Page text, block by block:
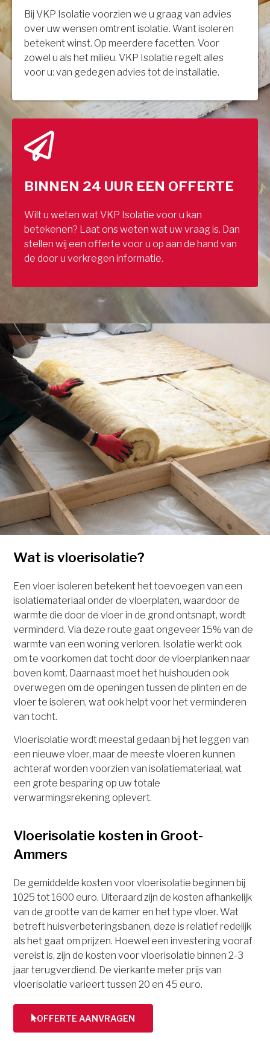
Bij VKP Isolatie voorzien we u graag van advies
over uw wensen omtrent isolatie. Want isoleren
betekent winst. Op meerdere facetten. Voor
zowel u als het milieu. VKP Isolatie regelt alles
voor u: van gedegen advies tot de installatie.
BINNEN 24 UUR EEN OFFERTE
Wilt u weten wat VKP Isolatie voor u kan
betekenen? Laat ons weten wat uw vraag is. Dan
stellen wij een offerte voor u op aan de hand van
de door u verkregen informatie.
Wat is vloerisolatie?
Een vloer isoleren betekent het toevoegen van een
isolatiemateriaal onder de vloerplaten, waardoor de
warmte die door de vloer in de grond ontsnapt, wordt
verminderd. Via deze route gaat ongeveer 15% van de
warmte van een woning verloren. Isolatie werkt ook
om te voorkomen dat tocht door de vloerplanken naar
boven komt. Daarnaast moet het huishouden ook
overwegen om de openingen tussen de plinten en de
vloer te isoleren, wat ook helpt voor het verminderen
van tocht.
Vloerisolatie wordt meestal gedaan bij het leggen van
een nieuwe vloer, maar de meeste vloeren kunnen
achteraf worden voorzien van isolatiemateriaal, wat
een grote besparing op uw totale
verwarmingsrekening oplevert.
Vloerisolatie kosten in Groot-
Ammers
De gemiddelde kosten voor vloerisolatie beginnen bij
1025 tot 1600 euro. Uiteraard zijn de kosten afhankelijk
van de grootte van de kamer en het type vloer. Wat
betreft huisverbeteringsbanen, deze is relatief redelijk
als het gaat om prijzen. Hoewel een investering vooraf
vereist is, zijn de kosten voor vloerisolatie binnen 2-3
jaar terugverdiend. De vierkante meter prijs van
vloerisolatie varieert tussen 20 en 45 euro.
OFFERTE AANVRAGEN